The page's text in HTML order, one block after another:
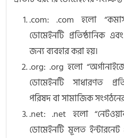
.com: .com হলো
ডোমেইনটি প্রতিষ্ঠানিক
জন্য ব্যবহার করা হয়।
.org: .org হলো
ডোমেইনটি সাধারণত
পরিষদ বা সামাজিক
.net: .net হলো
ডোমেইনটি মূলত ইন্টারনেট